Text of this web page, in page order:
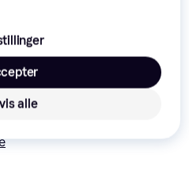
til Nintendo Switch
officielt licenseret)
er
lige nu blandt 2
alle